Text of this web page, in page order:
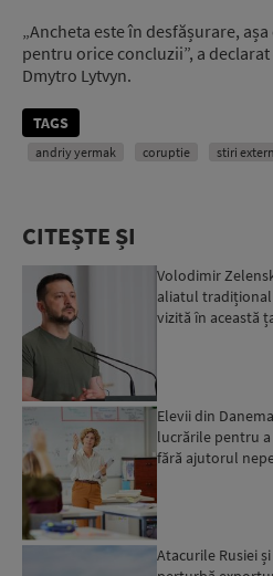
„Ancheta este în desfășurare,
pentru orice concluzii”, a
Dmytro Lytvyn.
TAGS
andriy yermak coruptie stiri
CITEȘTE ȘI
Volodimir
aliatul tradițional
vizită în această
Elevii din
lucrările pentru
fără ajutorul
Atacurile Rusiei